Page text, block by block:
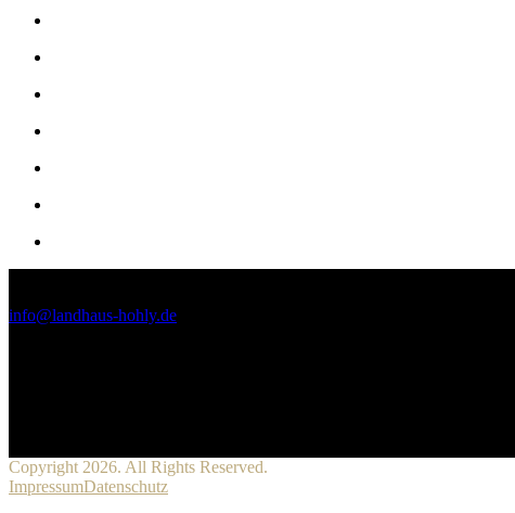
info@landhaus-hohly.de
Copyright 2026. All Rights Reserved.
ImpressumDatenschutz